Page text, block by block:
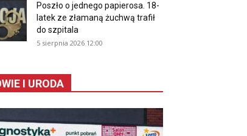
Poszło o jednego papierosa. 18-
latek ze złamaną żuchwą trafił
do szpitala
5 sierpnia 2026 12:00
I URODA